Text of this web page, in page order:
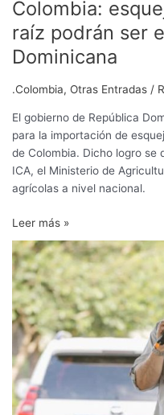
Colombia:
raíz podrán ser
Dominicana
.Colombia, Otras Entradas /
El gobierno de República
para la importación de
de Colombia. Dicho logro se
ICA, el Ministerio de
agrícolas a nivel nacional.
Leer más »
Con
el
programa
“Agricultura
por
Contrato”
135.000
productores
vendieron
sus